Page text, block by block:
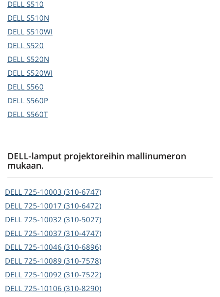
DELL S510
DELL S510N
DELL S510WI
DELL S520
DELL S520N
DELL S520WI
DELL S560
DELL S560P
DELL S560T
DELL-lamput projektoreihin mallinumeron
mukaan.
DELL 725-10003 (310-6747)
DELL 725-10017 (310-6472)
DELL 725-10032 (310-5027)
DELL 725-10037 (310-4747)
DELL 725-10046 (310-6896)
DELL 725-10089 (310-7578)
DELL 725-10092 (310-7522)
DELL 725-10106 (310-8290)